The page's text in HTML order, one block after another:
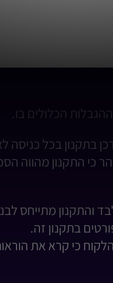
הכלולים בו.
בכל כניסה
כי התקנון מהווה
והתקנון מתייחס
בתקנון זה.
כי קרא את הוראות